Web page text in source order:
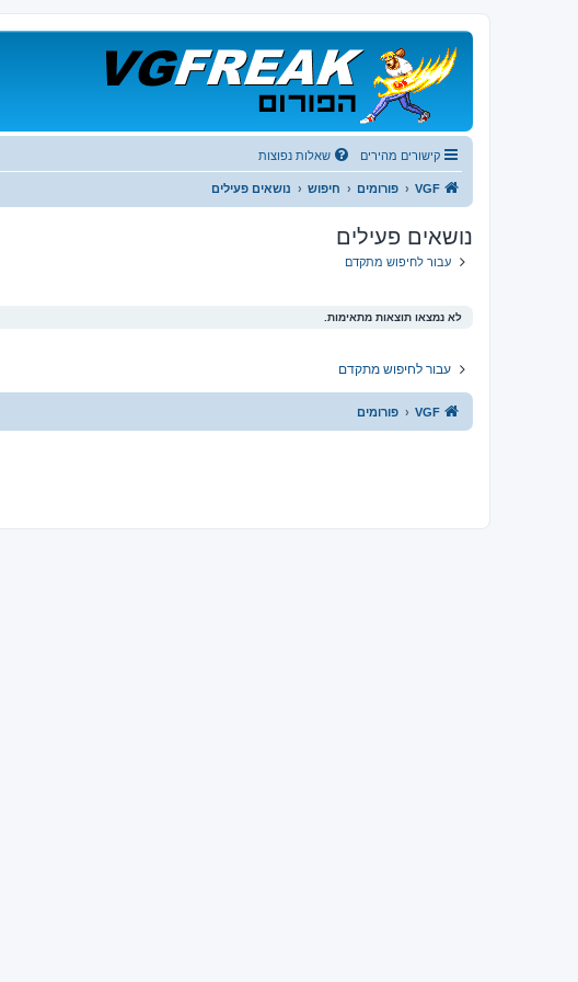
קישורים מהירים שאלות נפוצות
VGF פורומים חיפוש נושאים פעילים
נושאים פעילים
עבור לחיפוש מתקדם
לא נמצאו תוצאות מתאימות.
עבור לחיפוש מתקדם
VGF פורומים